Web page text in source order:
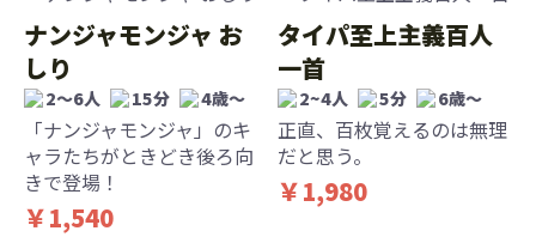
ナンジャモンジャ お
しり
2〜6人 15分 4歳〜
「ナンジャモンジャ」のキ
ャラたちがときどき後ろ向
きで登場！
￥1,540
タイパ至上主義百人
一首
2~4人 5分 6歳〜
正直、百枚覚えるのは無理
だと思う。
￥1,980